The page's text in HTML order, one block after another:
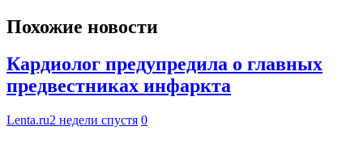
Похожие новости
Кардиолог предупредила о главных
предвестниках инфаркта
Lenta.ru2 недели спустя 0